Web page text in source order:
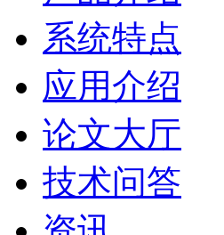
系统特点
应用介绍
论文大厅
技术问答